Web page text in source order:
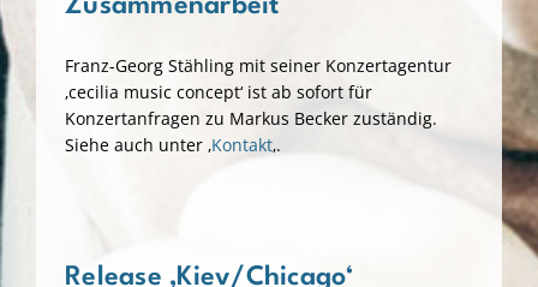
Zusammenarbeit
Franz-Georg Stähling mit seiner Konzertagentur
‚cecilia music concept‘ ist ab sofort für
Konzertanfragen zu Markus Becker zuständig.
Siehe auch unter ‚Kontakt‚.
Release ‚Kiev/Chicago‘